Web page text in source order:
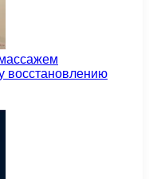
восстановлению